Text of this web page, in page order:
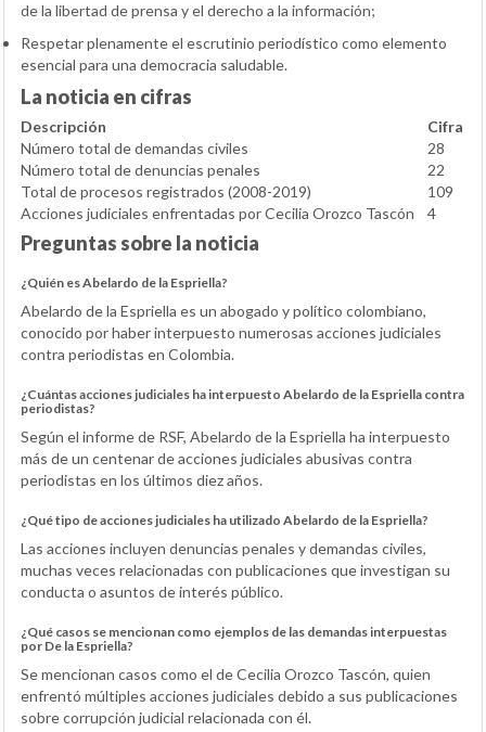
de la libertad de prensa y el derecho a la información;
Respetar plenamente el escrutinio periodístico como elemento
esencial para una democracia saludable.
La noticia en cifras
Descripción
Cifra
Número total de demandas civiles
28
Número total de denuncias penales
22
Total de procesos registrados (2008-2019)
109
Acciones judiciales enfrentadas por Cecilia Orozco Tascón
4
Preguntas sobre la noticia
¿Quién es Abelardo de la Espriella?
Abelardo de la Espriella es un abogado y político colombiano,
conocido por haber interpuesto numerosas acciones judiciales
contra periodistas en Colombia.
¿Cuántas acciones judiciales ha interpuesto Abelardo de la Espriella contra
periodistas?
Según el informe de RSF, Abelardo de la Espriella ha interpuesto
más de un centenar de acciones judiciales abusivas contra
periodistas en los últimos diez años.
¿Qué tipo de acciones judiciales ha utilizado Abelardo de la Espriella?
Las acciones incluyen denuncias penales y demandas civiles,
muchas veces relacionadas con publicaciones que investigan su
conducta o asuntos de interés público.
¿Qué casos se mencionan como ejemplos de las demandas interpuestas
por De la Espriella?
Se mencionan casos como el de Cecilia Orozco Tascón, quien
enfrentó múltiples acciones judiciales debido a sus publicaciones
sobre corrupción judicial relacionada con él.